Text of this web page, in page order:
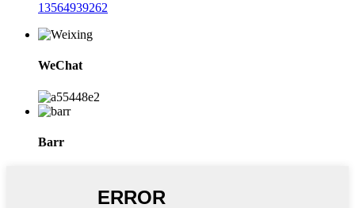
13564939262
WeChat
Barr